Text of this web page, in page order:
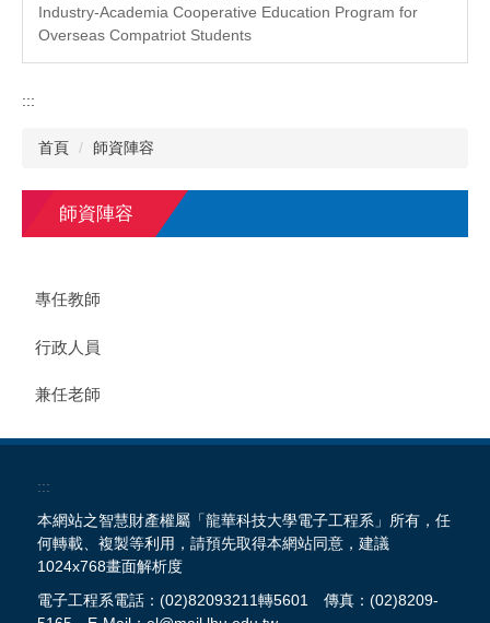
Industry-Academia Cooperative Education Program for
Overseas Compatriot Students
:::
首頁 師資陣容
師資陣容
專任教師
行政人員
兼任老師
:::
本網站之智慧財產權屬「龍華科技大學電子工程系」所有，任
何轉載、複製等利用，請預先取得本網站同意，建議
1024x768畫面解析度
電子工程系電話：(02)82093211轉5601 傳真：(02)8209-